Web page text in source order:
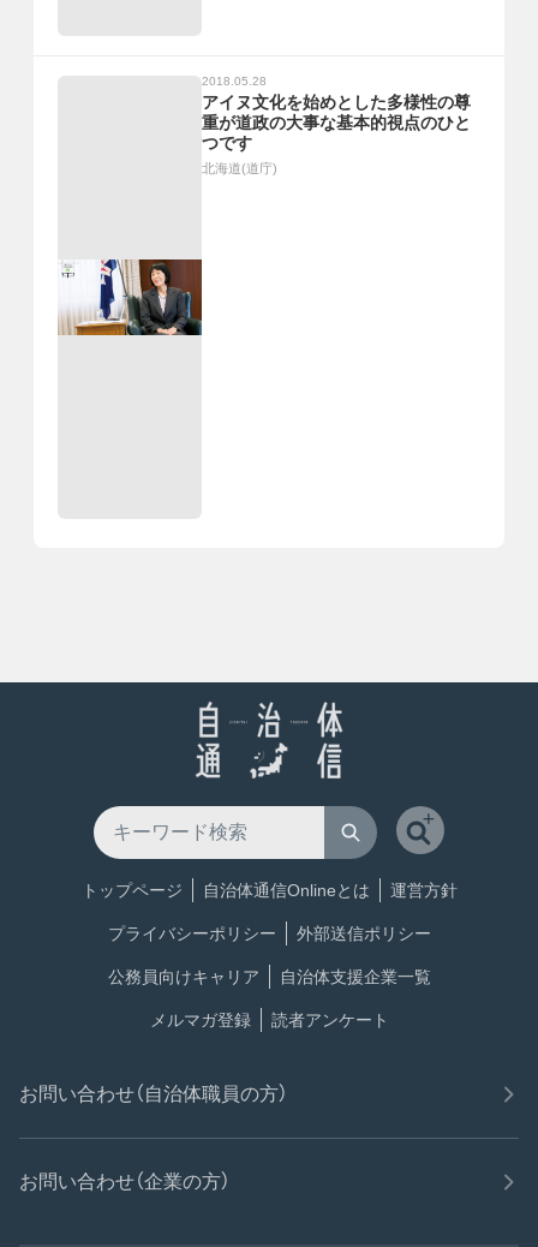
2018.05.28
アイヌ文化を始めとした多様性の尊
重が道政の大事な基本的視点のひと
つです
北海道(道庁)
トップページ 自治体通信Onlineとは 運営方針
プライバシーポリシー 外部送信ポリシー
公務員向けキャリア 自治体支援企業一覧
メルマガ登録 読者アンケート
お問い合わせ（自治体職員の方）
お問い合わせ（企業の方）